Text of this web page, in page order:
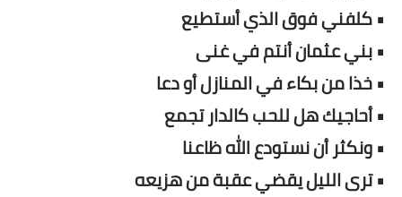
• كلفني فوق الذي أستطيع
• بني عثمان أنتم في غنى
• خذا من بكاء في المنازل أو دعا
• أحاجيك هل للحب كالدار تجمع
• ونكثر أن نستودع الله ظاعنا
• ترى الليل يقضي عقبة من هزيعه